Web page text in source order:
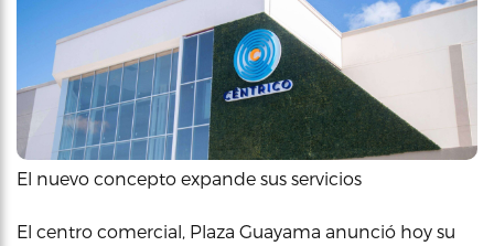
El nuevo concepto expande sus servicios
El centro comercial, Plaza Guayama anunció hoy su